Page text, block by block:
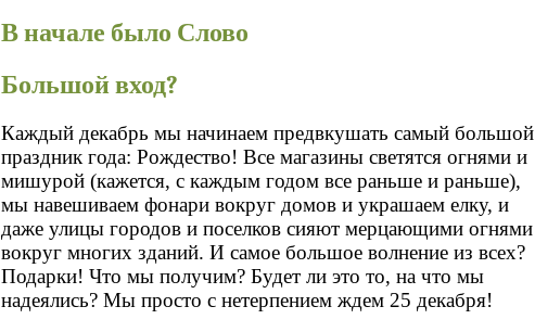
В начале было Слово
Большой вход?
Каждый декабрь мы начинаем предвкушать самый большой
праздник года: Рождество! Все магазины светятся огнями и
мишурой (кажется, с каждым годом все раньше и раньше),
мы навешиваем фонари вокруг домов и украшаем елку, и
даже улицы городов и поселков сияют мерцающими огнями
вокруг многих зданий. И самое большое волнение из всех?
Подарки! Что мы получим? Будет ли это то, на что мы
надеялись? Мы просто с нетерпением ждем 25 декабря!